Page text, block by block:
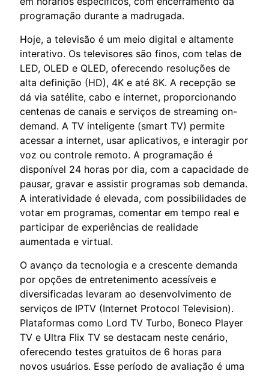
programação durante a madrugada.
Hoje, a televisão é um meio digital e altamente
interativo. Os televisores são finos, com telas de
LED, OLED e QLED, oferecendo resoluções de
alta definição (HD), 4K e até 8K. A recepção se
dá via satélite, cabo e internet, proporcionando
centenas de canais e serviços de streaming on-
demand. A TV inteligente (smart TV) permite
acessar a internet, usar aplicativos, e interagir por
voz ou controle remoto. A programação é
disponível 24 horas por dia, com a capacidade de
pausar, gravar e assistir programas sob demanda.
A interatividade é elevada, com possibilidades de
votar em programas, comentar em tempo real e
participar de experiências de realidade
aumentada e virtual.
O avanço da tecnologia e a crescente demanda
por opções de entretenimento acessíveis e
diversificadas levaram ao desenvolvimento de
serviços de IPTV (Internet Protocol Television).
Plataformas como Lord TV Turbo, Boneco Player
TV e Ultra Flix TV se destacam neste cenário,
oferecendo testes gratuitos de 6 horas para
novos usuários. Esse período de avaliação é uma